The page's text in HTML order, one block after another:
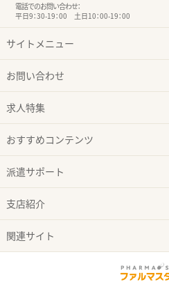
電話でのお問い合わせ：
平日9：30-19：00 土日10：00-19：00
サイトメニュー
お問い合わせ
求人特集
おすすめコンテンツ
派遣サポート
支店紹介
関連サイト